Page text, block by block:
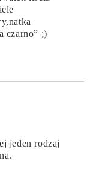
czarno” ;)
jeden rodzaj